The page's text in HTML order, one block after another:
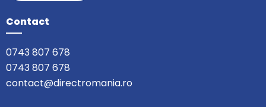
Contact
0743 807 678
0743 807 678
contact@directromania.ro